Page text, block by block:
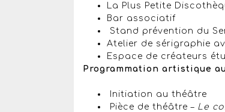
La Plus Petite
Bar associatif
Stand prévention du
Atelier de sérigraphie
Espace de créateurs
Programmation artistique au
Initiation au théâtre
Pièce de théâtre – Le